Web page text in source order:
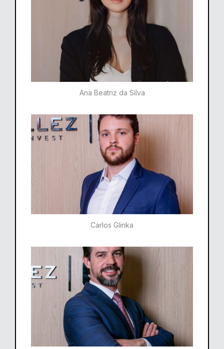
Ana Beatriz da Silva
Carlos Glinka